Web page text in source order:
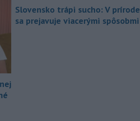
Slovensko trápi sucho: V prírode
sa prejavuje viacerými spôsobmi